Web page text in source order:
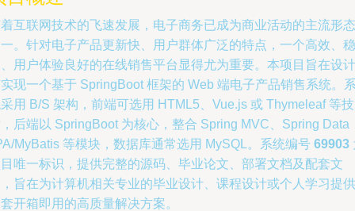
互联网技术的飞速发展，电子商务已成为商业活动的主流形态
。针对电子产品更新快、用户群体广泛的特点，一个高效、稳
用户体验良好的在线销售平台显得尤为重要。本项目旨在设计
现一个基于 SpringBoot 框架的 Web 端电子产品销售系统。
用 B/S 架构，前端可选用 HTML5、Vue.js 或 Thymeleaf 等技
后端以 SpringBoot 为核心，整合 Spring MVC、Spring Data
MyBatis 等模块，数据库通常选用 MySQL。系统编号 69903
唯一标识，提供完整的源码、毕业论文、部署文档及配套文
旨在为计算机相关专业的毕业设计、课程设计或个人学习提供
开箱即用的高质量解决方案。